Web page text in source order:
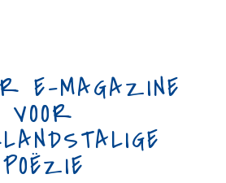
E-MAGAZINE
VOOR
POËZIE